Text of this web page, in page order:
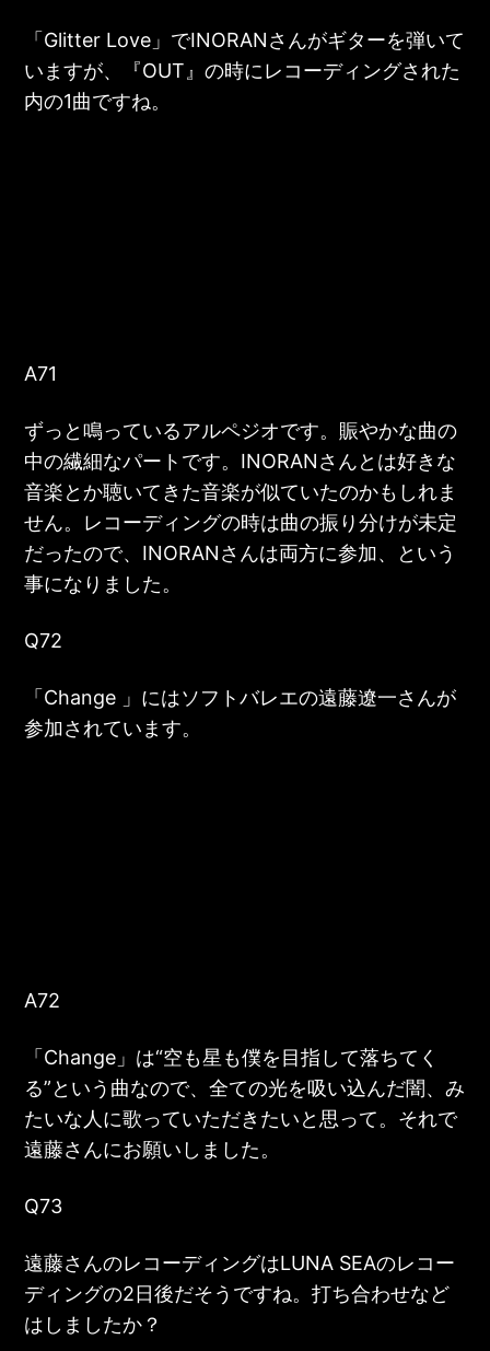
「Glitter Love」でINORANさんがギターを弾いて
いますが、『OUT 』の時にレコーディングされた
内の1曲ですね。
A71
ずっと鳴っているアルペジオです。賑やかな曲の
中の繊細なパートです。INORANさんとは好きな
音楽とか聴いてきた音楽が似ていたのかもしれま
せん。レコーディングの時は曲の振り分けが未定
だったので、INORANさんは両方に参加、という
事になりました。
Q72
「Change 」にはソフトバレエの遠藤遼一さんが
参加されています。
A72
「Change」は“空も星も僕を目指して落ちてく
る”という曲なので、全ての光を吸い込んだ闇、み
たいな人に歌っていただきたいと思って。それで
遠藤さんにお願いしました。
Q73
遠藤さんのレコーディングはLUNA SEAのレコー
ディングの2日後だそうですね。打ち合わせなど
はしましたか？